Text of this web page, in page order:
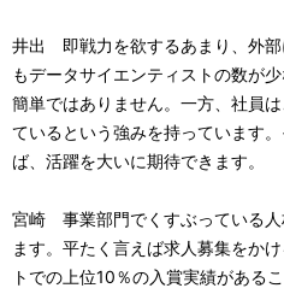
井出 即戦力を欲するあまり、外
もデータサイエンティストの数が
簡単ではありません。一方、社員
ているという強みを持っています
ば、活躍を大いに期待できます。
宮崎 事業部門でくすぶっている
ます。平たく言えば求人募集をか
トでの上位10％の入賞実績がある